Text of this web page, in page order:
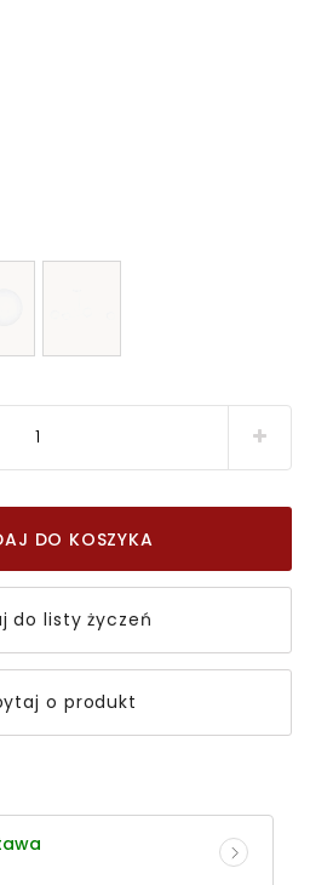
DO KOSZYKA
do listy życzeń
o produkt